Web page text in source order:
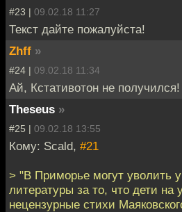
#23 | 09.02.18 11:27
Текст дайте пожалуйста!
Zhff »
#24 | 09.02.18 11:34
Ай, Кстативотон не
Theseus »
#25 | 09.02.18 13:55
Кому: Scald, #21
> "В Приморье могут уволить
литературы за то, что дети на
нецензурные стихи